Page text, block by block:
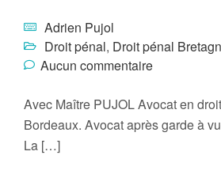
Adrien Pujol
Droit pénal, Droit pénal
Aucun commentaire
Avec Maître PUJOL Avocat en
Bordeaux. Avocat après garde à
La […]